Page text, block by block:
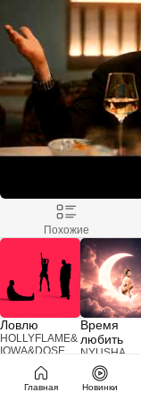
Главная Новинки
Похожие
Ловлю
HOLLYFLAME&
IOWA&DOSE
Время
любить
NYUSHA